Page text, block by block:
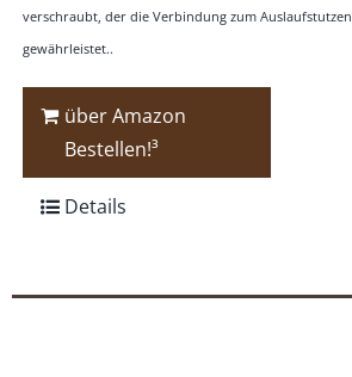
verschraubt, der die Verbindung zum Auslaufstutzen
gewährleistet..
über Amazon
Bestellen!³
Details